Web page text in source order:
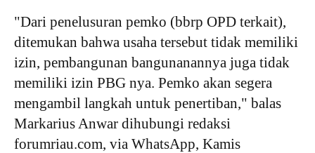
"Dari penelusuran pemko (bbrp OPD terkait),
ditemukan bahwa usaha tersebut tidak memiliki
izin, pembangunan bangunanannya juga tidak
memiliki izin PBG nya. Pemko akan segera
mengambil langkah untuk penertiban," balas
Markarius Anwar dihubungi redaksi
forumriau.com, via WhatsApp, Kamis